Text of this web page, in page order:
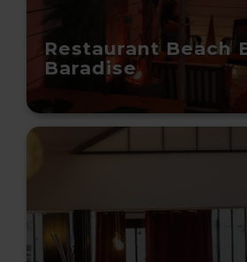
Restaurant Beach
Baradise